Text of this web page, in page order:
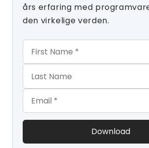
års erfaring med
den virkelige verden.
First Name
Last Name
Email